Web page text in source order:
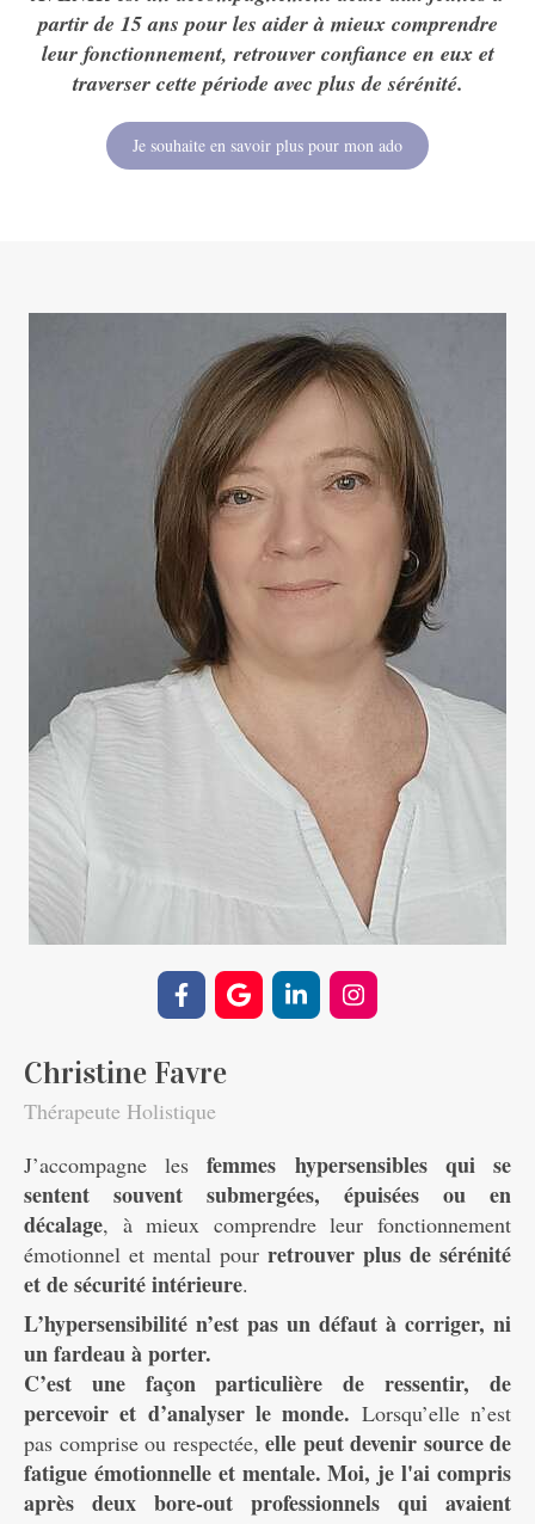
partir de 15 ans pour les aider à mieux comprendre
leur fonctionnement, retrouver confiance en eux et
traverser cette période avec plus de sérénité.
Je souhaite en savoir plus pour mon ado
Christine Favre
Thérapeute Holistique
J’accompagne lesfemmes hypersensibles qui se
sentent souvent submergées, épuisées ou en
décalage, à mieux comprendre leur fonctionnement
émotionnel et mental pour retrouver plus de sérénité
et de sécurité intérieure.
L’hypersensibilité n’est pas un défaut à corriger, ni
un fardeau à porter.
C’est une façon particulière de ressentir, de
percevoir et d’analyser le monde. Lorsqu’elle n’est
pas comprise ou respectée, elle peut devenir source de
fatigue émotionnelle et mentale. Moi, je l'ai compris
après deux bore-out professionnels qui avaient